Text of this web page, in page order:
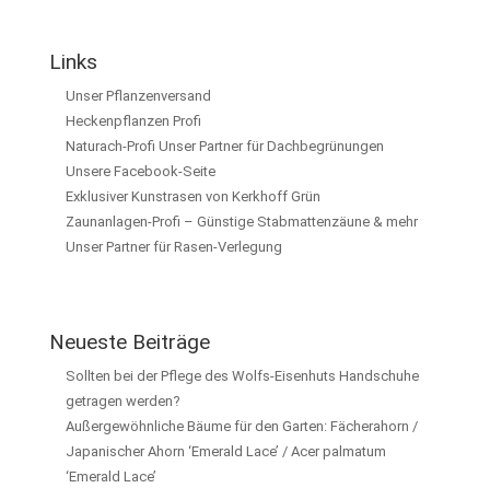
Links
Unser Pflanzenversand
Heckenpflanzen Profi
Naturach-Profi Unser Partner für Dachbegrünungen
Unsere Facebook-Seite
Exklusiver Kunstrasen von Kerkhoff Grün
Zaunanlagen-Profi – Günstige Stabmattenzäune & mehr
Unser Partner für Rasen-Verlegung
Neueste Beiträge
Sollten bei der Pflege des Wolfs-Eisenhuts Handschuhe
getragen werden?
Außergewöhnliche Bäume für den Garten: Fächerahorn /
Japanischer Ahorn ‘Emerald Lace’ / Acer palmatum
‘Emerald Lace’